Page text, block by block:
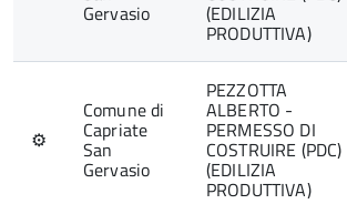
Gervasio (EDILIZIA
PRODUTTIVA)
⚙
Comune di
Capriate
San
Gervasio
PEZZOTTA
ALBERTO -
PERMESSO DI
COSTRUIRE (PDC)
(EDILIZIA
PRODUTTIVA)